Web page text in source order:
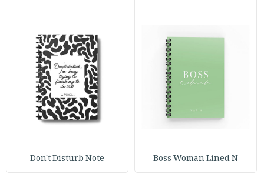
Boss Woman Lined N
Don't Disturb Note